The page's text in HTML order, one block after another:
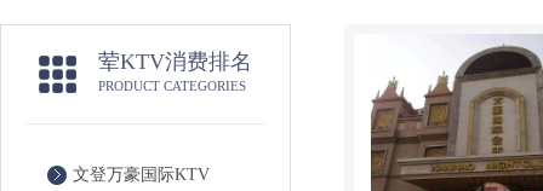
荤KTV消费排名
PRODUCT CATEGORIES
文登万豪国际KTV